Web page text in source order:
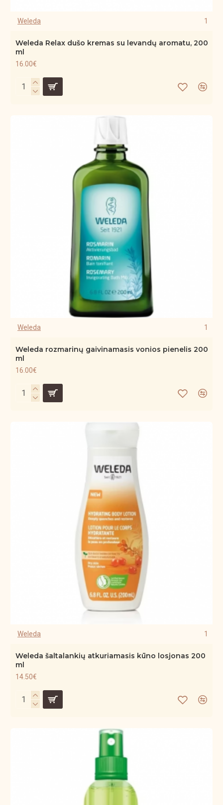
Weleda 1
Weleda Relax dušo kremas su levandų aromatu, 200
ml
16.00€
Weleda 1
Weleda rozmarinų gaivinamasis vonios pienelis 200
ml
16.00€
Weleda 1
Weleda šaltalankių atkuriamasis kūno losjonas 200
ml
14.50€